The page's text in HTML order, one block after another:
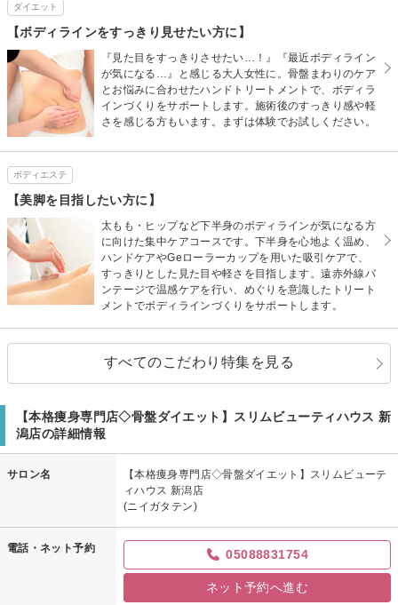
ダイエット
【ボディラインをすっきり見せたい方に】
『見た目をすっきりさせたい…！』『最近ボディライン
が気になる…』と感じる大人女性に。骨盤まわりのケア
とお悩みに合わせたハンドトリートメントで、ボディラ
インづくりをサポートします。施術後のすっきり感や軽
さを感じる方もいます。まずは体験でお試しください。
ボディエステ
【美脚を目指したい方に】
太もも・ヒップなど下半身のボディラインが気になる方
に向けた集中ケアコースです。下半身を心地よく温め、
ハンドケアやGeローラーカップを用いた吸引ケアで、
すっきりとした見た目や軽さを目指します。遠赤外線バ
ンテージで温感ケアを行い、めぐりを意識したトリート
メントでボディラインづくりをサポートします。
すべてのこだわり特集を見る
【本格痩身専門店◇骨盤ダイエット】スリムビューティハウス 新
潟店の詳細情報
サロン名
【本格痩身専門店◇骨盤ダイエット】スリムビューテ
ィハウス 新潟店
(ニイガタテン)
電話・ネット予約 05088831754
ネット予約へ進む